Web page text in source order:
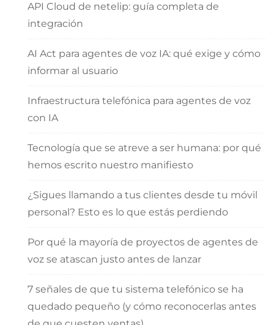
API Cloud de netelip: guía completa de
integración
AI Act para agentes de voz IA: qué exige y cómo
informar al usuario
Infraestructura telefónica para agentes de voz
con IA
Tecnología que se atreve a ser humana: por qué
hemos escrito nuestro manifiesto
¿Sigues llamando a tus clientes desde tu móvil
personal? Esto es lo que estás perdiendo
Por qué la mayoría de proyectos de agentes de
voz se atascan justo antes de lanzar
7 señales de que tu sistema telefónico se ha
quedado pequeño (y cómo reconocerlas antes